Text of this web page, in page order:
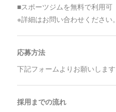
■スポーツジムを無料で利用可
※詳細はお問い合わせください。
応募方法
下記フォームよりお願いします
採用までの流れ